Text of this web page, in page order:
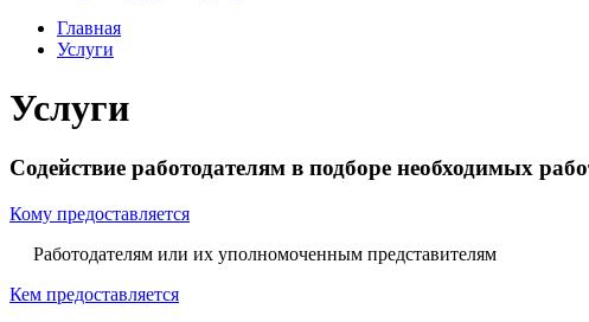
Главная
Услуги
Услуги
Содействие работодателям в подборе необходимых
Кому предоставляется
Работодателям или их уполномоченным представителям
Кем предоставляется